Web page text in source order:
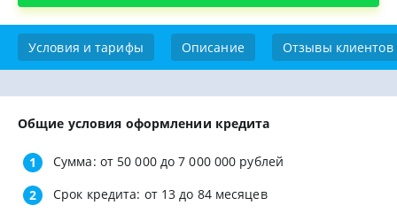
Условия и тарифы Описание Отзывы клиентов
Общие условия оформлении кредита
Сумма: от 50 000 до 7 000 000 рублей
Срок кредита: от 13 до 84 месяцев